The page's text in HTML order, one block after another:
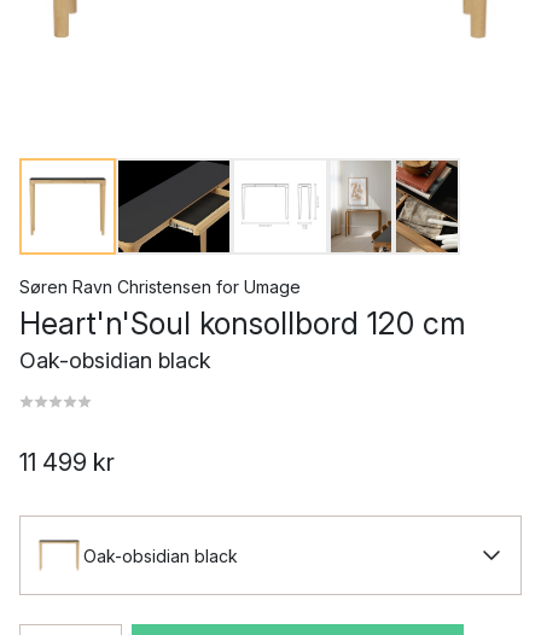
Søren Ravn Christensen for Umage
Heart'n'Soul konsollbord 120 cm
Oak-obsidian black
11 499 kr
Oak-obsidian black